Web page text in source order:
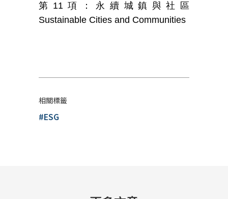
第 11項：永續城鎮與社區
Sustainable Cities and Communities
相關標籤
#ESG